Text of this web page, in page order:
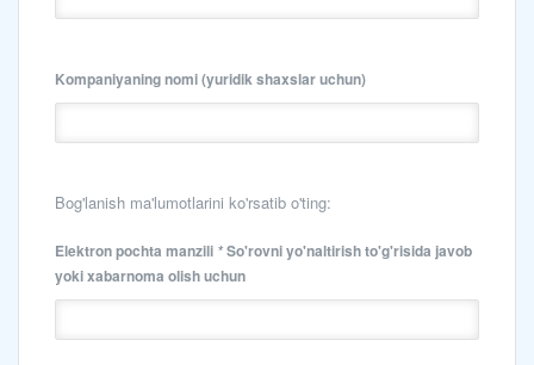
Kompaniyaning nomi(yuridik shaxslar uchun)
Bog'lanish ma'lumotlarini ko'rsatib o'ting:
Elektron pochta manzili *So'rovni yo'naltirish to'g'risida javob
yoki xabarnoma olish uchun